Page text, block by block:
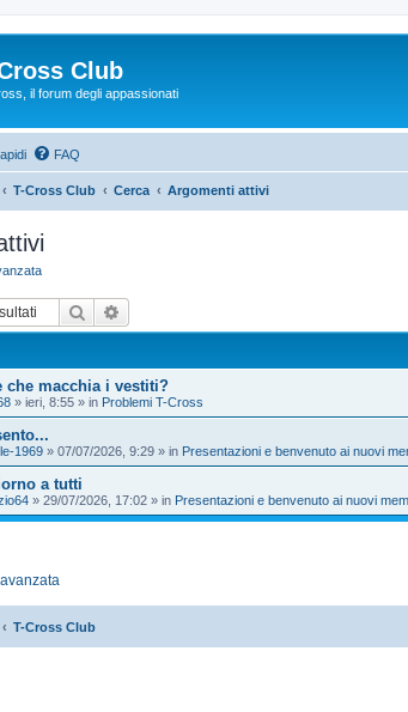
Club
il forum degli appassionati
FAQ
T-Cross Club Cerca Argomenti attivi
Cerca
che macchia i vestiti?
» ieri, 8:55 » in Problemi T-Cross
1969 » 07/07/2026, 9:29 » in Presentazioni e benvenuto ai nuovi
a tutti
» 29/07/2026, 17:02 » in Presentazioni e benvenuto ai nuovi
T-Cross Club